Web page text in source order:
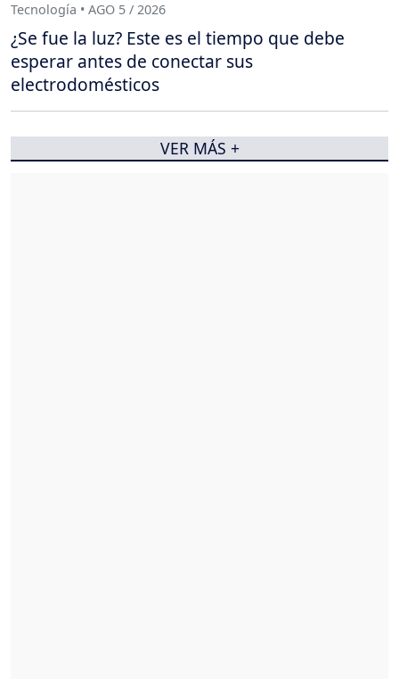
Tecnología • AGO 5 / 2026
¿Se fue la luz? Este es el tiempo que debe
esperar antes de conectar sus
electrodomésticos
VER MÁS +